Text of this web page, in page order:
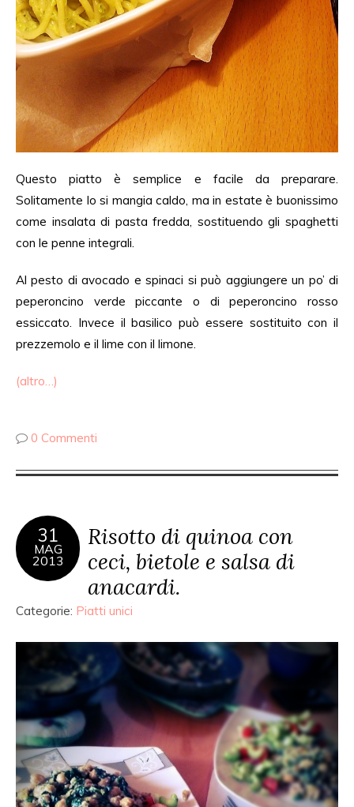
Questo piatto è semplice e facile da preparare.
Solitamente lo si mangia caldo ma in estate èbuonissimo
come insalatadi pasta fredda, sostituendo gli spaghetti
con le penne integrali
Al pesto di avocado e spinaci si può aggiungere un po’ di
peperoncino verde piccante o di peperoncino rosso
essiccato. Invece il basilico può essere sostituito con il
prezzemolo e il lime con il limone.
(altro…)
0 Commenti
31
MAG
2013
Risotto di quinoa con
ceci, bietole e salsa di
anacardi.
Categorie: Piatti unici